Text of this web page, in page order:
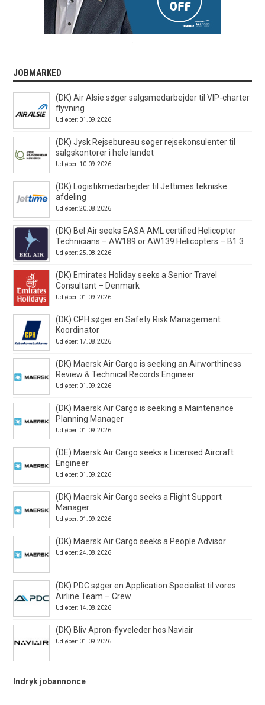
.
JOBMARKED
(DK) Air Alsie søger salgsmedarbejder til VIP-charter
flyvning
Udløber: 01.09.2026
(DK) Jysk Rejsebureau søger rejsekonsulenter til
salgskontorer i hele landet
Udløber: 10.09.2026
(DK) Logistikmedarbejder til Jettimes tekniske
afdeling
Udløber: 20.08.2026
(DK) Bel Air seeks EASA AML certified Helicopter
Technicians – AW189 or AW139 Helicopters – B1.3
Udløber: 25.08.2026
(DK) Emirates Holiday seeks a Senior Travel
Consultant – Denmark
Udløber: 01.09.2026
(DK) CPH søger en Safety Risk Management
Koordinator
Udløber: 17.08.2026
(DK) Maersk Air Cargo is seeking an Airworthiness
Review & Technical Records Engineer
Udløber: 01.09.2026
(DK) Maersk Air Cargo is seeking a Maintenance
Planning Manager
Udløber: 01.09.2026
(DE) Maersk Air Cargo seeks a Licensed Aircraft
Engineer
Udløber: 01.09.2026
(DK) Maersk Air Cargo seeks a Flight Support
Manager
Udløber: 01.09.2026
(DK) Maersk Air Cargo seeks a People Advisor
Udløber: 24.08.2026
(DK) PDC søger en Application Specialist til vores
Airline Team – Crew
Udløber: 14.08.2026
(DK) Bliv Apron-flyveleder hos Naviair
Udløber: 01.09.2026
Indryk jobannonce